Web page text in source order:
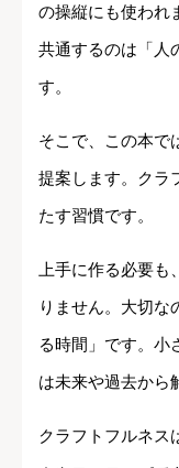
の操縦にも使われ
共通するのは「人
す。
そこで、この本で
提案します。クラ
たす習慣です。
上手に作る必要
りません。大切な
る時間」です。小
は未来や過去から
クラフトフルネス